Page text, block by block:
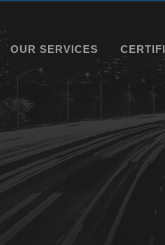
OUR SERVICES